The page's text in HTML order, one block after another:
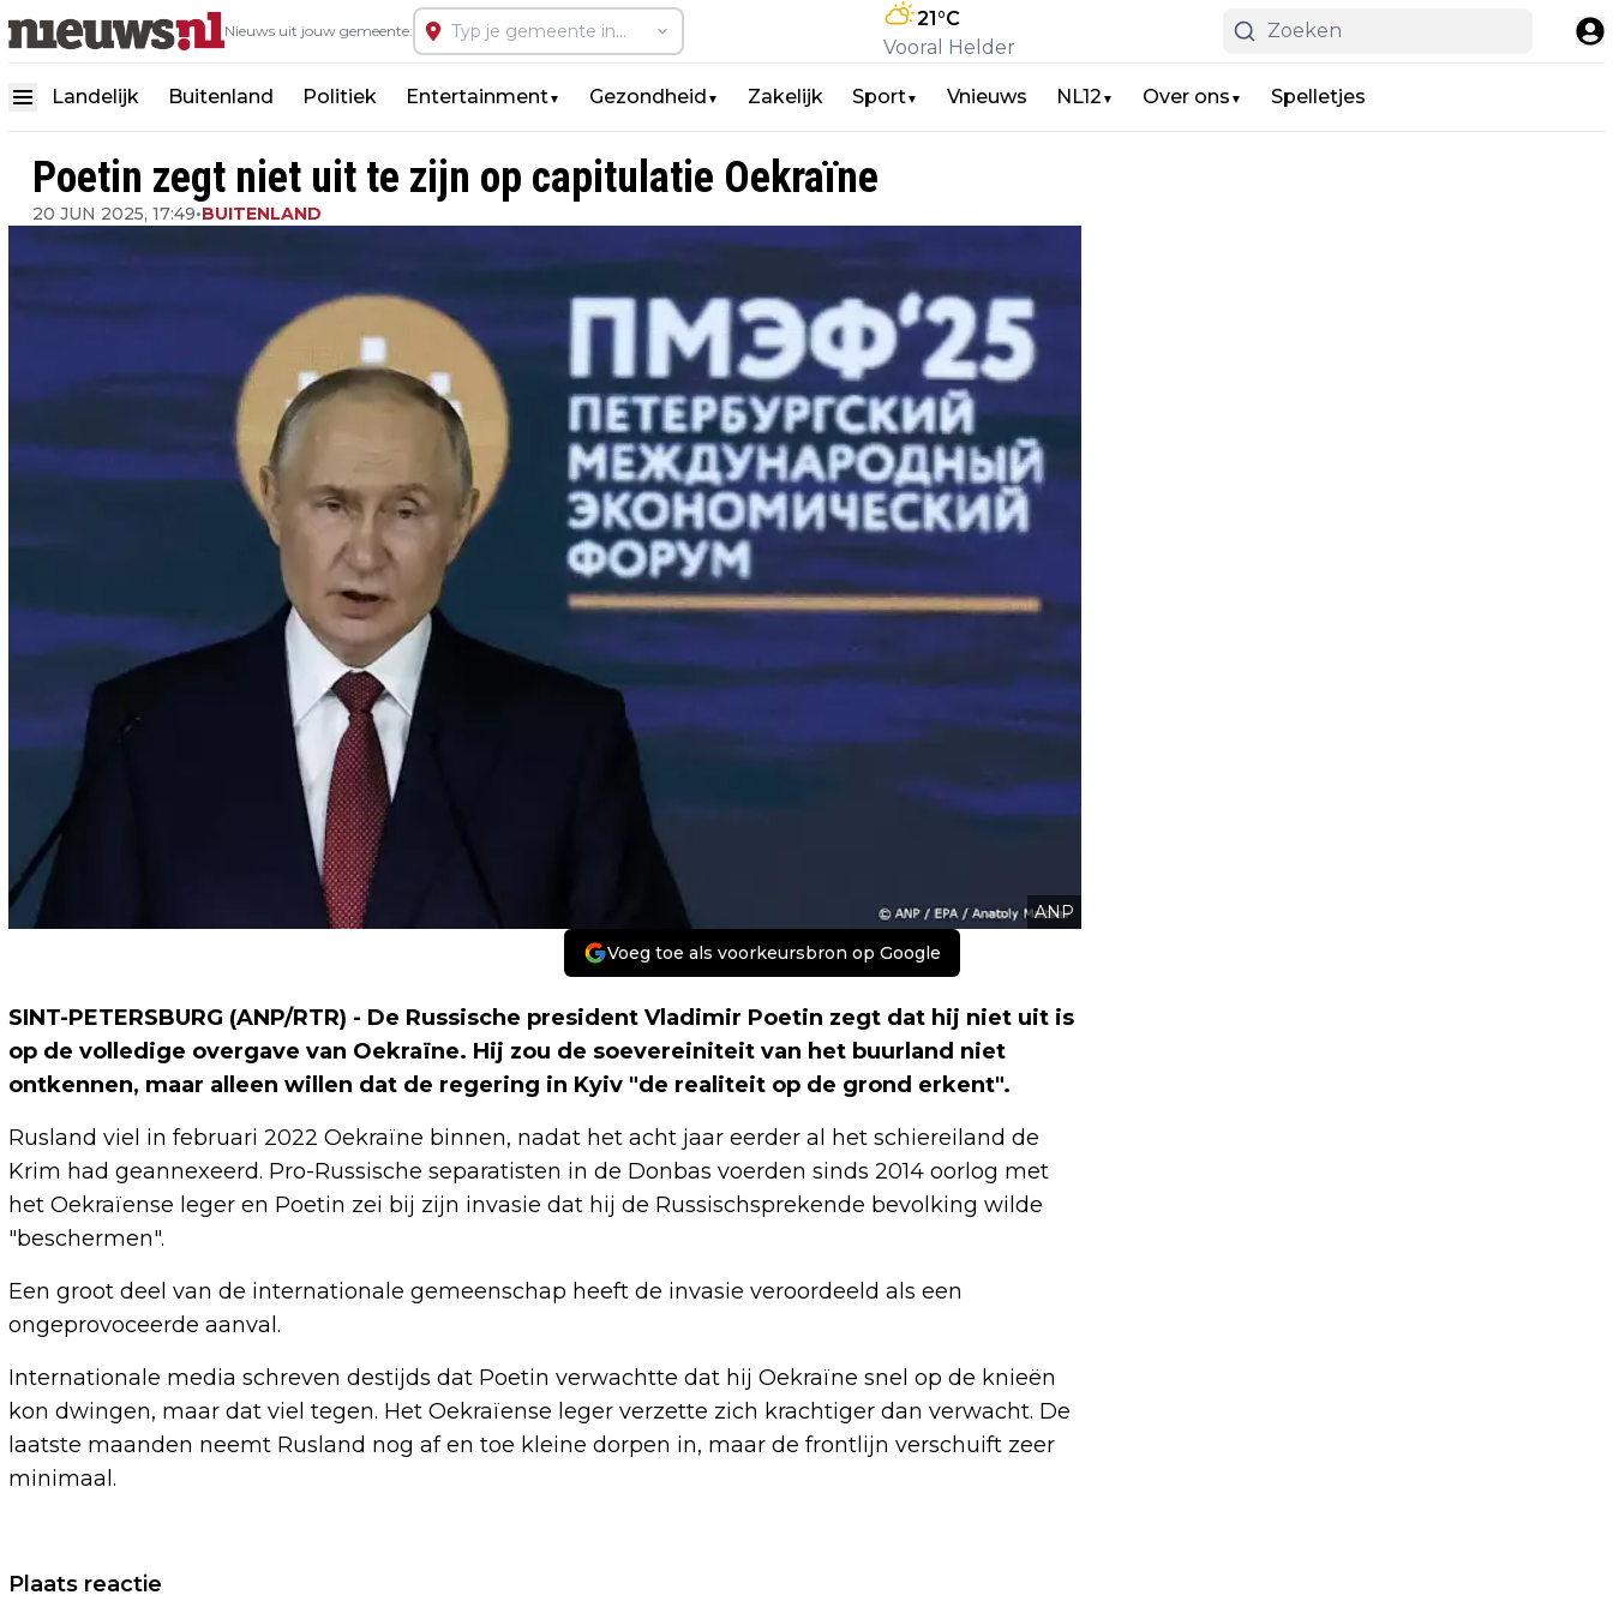
Nieuws uit jouw gemeente:
21°C
Vooral Helder
Landelijk Buitenland Politiek Entertainment▼ Gezondheid ▼ Zakelijk Sport▼ Vnieuws NL12 ▼ Over ons ▼ Spelletjes
Poetin zegt niet uit te zijn op capitulatie Oekraïne
20 JUN 2025, 17:49•BUITENLAND
ANP
Voeg toe als voorkeursbron op Google
SINT-PETERSBURG (ANP/RTR) - De Russische president Vladimir Poetin zegt dat hij niet uit is
op de volledige overgave van Oekraïne. Hij zou de soevereiniteit van het buurland niet
ontkennen, maar alleen willen dat de regering in Kyiv "de realiteit op de grond erkent".
Rusland viel in februari 2022 Oekraïne binnen, nadat het acht jaar eerder al het schiereiland de
Krim had geannexeerd. Pro-Russische separatisten in de Donbas voerden sinds 2014 oorlog met
het Oekraïense leger en Poetin zei bij zijn invasie dat hij de Russischsprekende bevolking wilde
"beschermen".
Een groot deel van de internationale gemeenschap heeft de invasie veroordeeld als een
ongeprovoceerde aanval.
Internationale media schreven destijds dat Poetin verwachtte dat hij Oekraïne snel op de knieën
kon dwingen, maar dat viel tegen. Het Oekraïense leger verzette zich krachtiger dan verwacht. De
laatste maanden neemt Rusland nog af en toe kleine dorpen in, maar de frontlijn verschuift zeer
minimaal.
Vorig artikel
Plaats reactie